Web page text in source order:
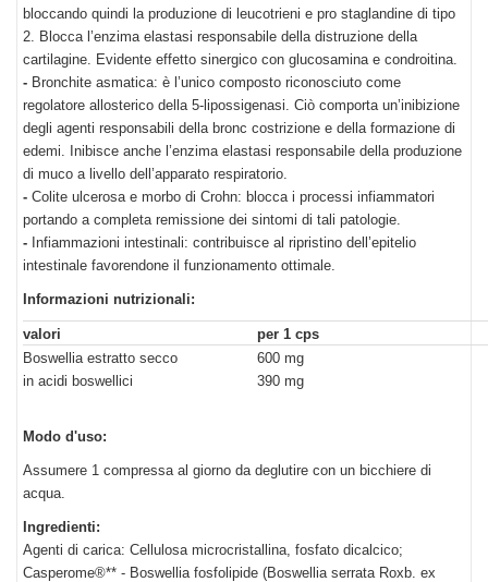
bloccando quindi la produzione di leucotrieni e pro staglandine di tipo
2. Blocca l’enzima elastasi responsabile della distruzione della
cartilagine. Evidente effetto sinergico con glucosamina e condroitina.
- Bronchite asmatica: è l’unico composto riconosciuto come
regolatore allosterico della 5-lipossigenasi. Ciò comporta un’inibizione
degli agenti responsabili della bronc costrizione e della formazione di
edemi. Inibisce anche l’enzima elastasi responsabile della produzione
di muco a livello dell’apparato respiratorio.
- Colite ulcerosa e morbo di Crohn: blocca i processi infiammatori
portando a completa remissione dei sintomi di tali patologie.
- Infiammazioni intestinali: contribuisce al ripristino dell’epitelio
intestinale favorendone il funzionamento ottimale.
Informazioni nutrizionali:
valori
per 1 cps
Boswellia estratto secco
in acidi boswellici
600 mg
390 mg
Modo d'uso:
Assumere 1 compressa al giorno da deglutire con un bicchiere di
acqua.
Ingredienti:
Agenti di carica: Cellulosa microcristallina, fosfato dicalcico;
Casperome®** - Boswellia fosfolipide (Boswellia serrata Roxb. ex